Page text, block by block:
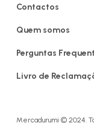
Contactos
Quem somos
Perguntas
Livro de
Mercadurumi © 2024.